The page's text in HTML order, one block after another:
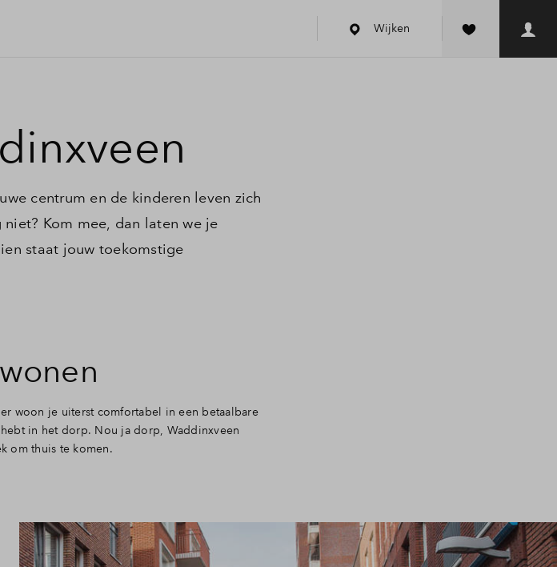
Wijken
centrum en de kinderen leven zich
Kom mee, dan laten we je
staat jouw toekomstige
woon je uiterst comfortabel in een betaalbare
in het dorp. Nou ja dorp, Waddinxveen
om thuis te komen.